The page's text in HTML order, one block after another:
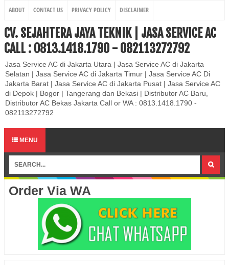
ABOUT CONTACT US PRIVACY POLICY DISCLAIMER
CV. SEJAHTERA JAYA TEKNIK | JASA SERVICE AC
CALL : 0813.1418.1790 - 082113272792
Jasa Service AC di Jakarta Utara | Jasa Service AC di Jakarta
Selatan | Jasa Service AC di Jakarta Timur | Jasa Service AC Di
Jakarta Barat | Jasa Service AC di Jakarta Pusat | Jasa Service AC
di Depok | Bogor | Tangerang dan Bekasi | Distributor AC Baru,
Distributor AC Bekas Jakarta Call or WA : 0813.1418.1790 -
082113272792
MENU
Order Via WA